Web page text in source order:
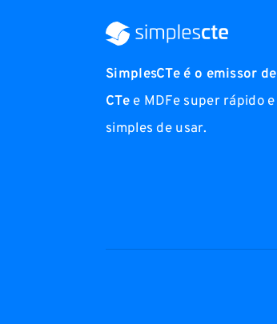
SimplesCTe é o emissor de
CTee MDFe super rápido e
simples de usar.